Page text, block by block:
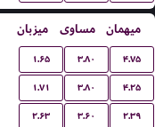
میزبان مساوی میهمان
۱.۶۵ ۳.۸۰ ۴.۷۵
۱.۷۱ ۳.۸۰ ۴.۲۵
۲.۶۳ ۳.۶۰ ۲.۳۹